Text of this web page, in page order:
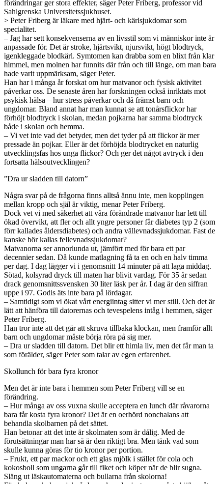
förändringar ger stora effekter, säger Peter Friberg, professor vid
Sahlgrenska Universitetssjukhuset.
> Peter Friberg är läkare med hjärt- och kärlsjukdomar som
specialitet.
– Jag har sett konsekvenserna av en livsstil som vi människor inte är
anpassade för. Det är stroke, hjärtsvikt, njursvikt, högt blodtryck,
igenkleggade blodkärl. Symtomen kan drabba som en blixt från klar
himmel, men molnen har funnits där från och till länge, om man bara
hade varit uppmärksam, säger Peter.
Han har i många år forskat om hur matvanor och fysisk aktivitet
påverkar oss. De senaste åren har forskningen också inriktats mot
psykisk hälsa – hur stress påverkar och då främst barn och
ungdomar. Bland annat har man kunnat se att tonårsflickor har
förhöjt blodtryck i skolan, medan pojkarna har samma blodtryck
både i skolan och hemma.
– Vi vet inte vad det betyder, men det tyder på att flickor är mer
pressade än pojkar. Eller är det förhöjda blodtrycket en naturlig
utvecklingsfas hos unga flickor? Och ger det något avtryck i den
fortsatta hälsoutvecklingen?
”Dra ur sladden till datorn”
Några svar på de frågorna finns alltså ännu inte, men kopplingen
mellan kropp och själ är viktig, menar Peter Friberg.
Dock vet vi med säkerhet att våra förändrade matvanor har lett till
ökad övervikt, att fler och allt yngre personer får diabetes typ 2 (som
förr kallades åldersdiabetes) och andra vällevnadssjukdomar. Fast de
kanske bör kallas fellevnadssjukdomar?
Matvanorna ser annorlunda ut, jämfört med för bara ett par
decennier sedan. Då kunde matlagning få ta en och en halv timma
per dag. I dag lägger vi i genomsnitt 14 minuter på att laga middag.
Sötad, kolsyrad dryck till maten har blivit vardag. För 35 år sedan
drack genomsnittssvensken 30 liter läsk per år. I dag är den siffran
uppe i 97. Godis äts inte bara på lördagar.
– Samtidigt som vi ökat vårt energiintag sitter vi mer still. Och det är
lätt att hänföra till datorernas och tevespelens intåg i hemmen, säger
Peter Friberg.
Han tror inte att det går att skruva tillbaka klockan, men framför allt
barn och ungdomar måste börja röra på sig mer.
– Dra ur sladden till datorn. Det blir ett himla liv, men det får man ta
som förälder, säger Peter som talar av egen erfarenhet.
Skollunch för bara fyra kronor
Men det är inte bara i hemmen som Peter Friberg vill se en
förändring.
– Hur många av oss vuxna skulle acceptera en lunch där råvarorna
bara får kosta fyra kronor? Det är en oerhörd nonchalans att
behandla skolbarnen på det sättet.
Han betonar att det inte är skolmaten som är dålig. Med de
förutsättningar man har så är den riktigt bra. Men tänk vad som
skulle kunna göras för tio kronor per portion.
– Frukt, ett par mackor och ett glas mjölk i stället för cola och
kokosboll som ungarna går till fiket och köper när de blir sugna.
Släng ut läskautomaterna och bullarna från skolorna!